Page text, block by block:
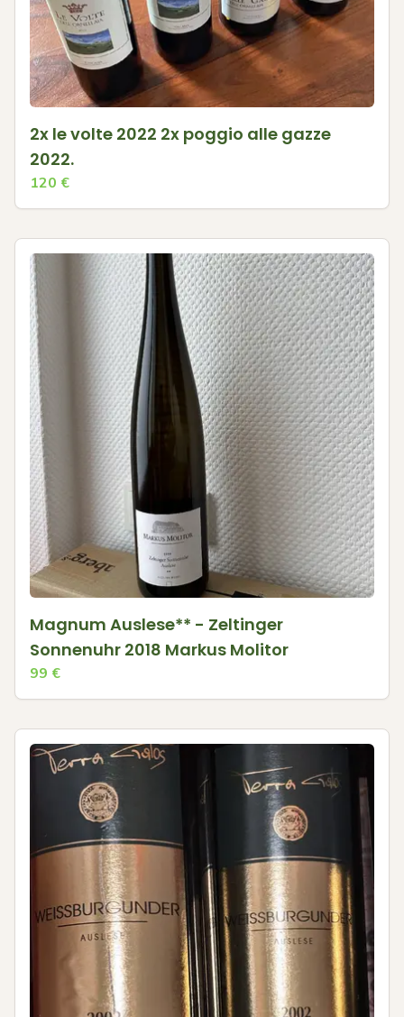
2x le volte 2022 2x poggio alle gazze
2022.
120 €
Magnum Auslese** - Zeltinger
Sonnenuhr 2018 Markus Molitor
99 €